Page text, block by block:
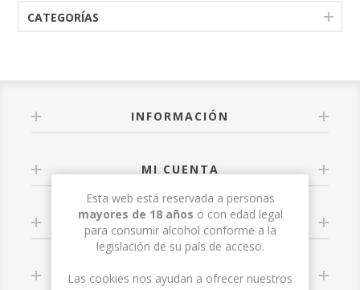
CATEGORÍAS
INFORMACIÓN
MI CUENTA
SERVICIO AL CLIENTE
SÍGUENOS
Esta web está reservada a personas
mayores de 18 años o con edad legal
para consumir alcohol conforme a la
legislación de su país de acceso.
Las cookies nos ayudan a ofrecer nuestros